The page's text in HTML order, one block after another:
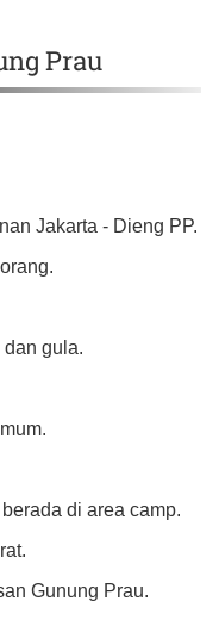
Prau
Jakarta - Dieng PP.
dan gula.
di area camp.
Gunung Prau.